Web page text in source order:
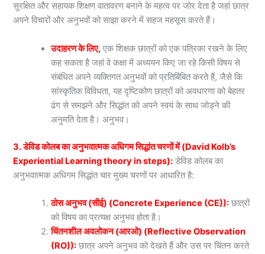
सुरक्षित और सहायक शिक्षण वातावरण बनाने के महत्व पर जोर देता है जहां छात्र
अपने विचारों और अनुभवों को साझा करने में सहज महसूस करते हैं।
उदाहरण के लिए, एक शिक्षक छात्रों को एक पत्रिका रखने के लिए
कह सकता है जहां वे कक्षा में अध्ययन किए जा रहे किसी विषय से
संबंधित अपने व्यक्तिगत अनुभवों को प्रतिबिंबित करते हैं, जैसे कि
सांस्कृतिक विविधता, यह दृष्टिकोण छात्रों को अवधारणा को बेहतर
ढंग से समझने और सिद्धांत को अपने स्वयं के साथ जोड़ने की
अनुमति देता है। अनुभव।
3. डेविड कोलब का अनुभवात्मक अधिगम सिद्धांत चरणों में (David Kolb’s
Experiential Learning theory in steps): डेविड कोलब का
अनुभवात्मक अधिगम सिद्धांत चार मुख्य चरणों पर आधारित है:
ठोस अनुभव (सीई) (Concrete Experience (CE)): छात्रों
को विषय का प्रत्यक्ष अनुभव होता है।
चिंतनशील अवलोकन (आरओ) (Reflective Observation
(RO)): छात्र अपने अनुभव को देखते हैं और उस पर चिंतन करते